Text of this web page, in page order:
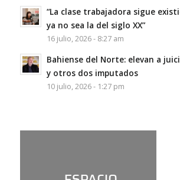
“La clase trabajadora sigue
ya no sea la del siglo XX”
16 julio, 2026 - 8:27 am
Bahiense del Norte: elevan a
y otros dos imputados
10 julio, 2026 - 1:27 pm